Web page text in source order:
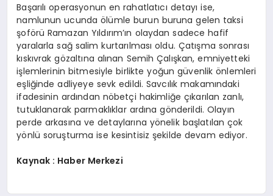
Başarılı operasyonun en rahatlatıcı detayı ise,
namlunun ucunda ölümle burun buruna gelen taksi
şoförü Ramazan Yıldırım’ın olaydan sadece hafif
yaralarla sağ salim kurtarılması oldu. Çatışma sonrası
kıskıvrak gözaltına alınan Semih Çalışkan, emniyetteki
işlemlerinin bitmesiyle birlikte yoğun güvenlik önlemleri
eşliğinde adliyeye sevk edildi. Savcılık makamındaki
ifadesinin ardından nöbetçi hakimliğe çıkarılan zanlı,
tutuklanarak parmaklıklar ardına gönderildi. Olayın
perde arkasına ve detaylarına yönelik başlatılan çok
yönlü soruşturma ise kesintisiz şekilde devam ediyor.
Kaynak : Haber Merkezi